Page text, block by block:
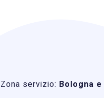
Zona servizio: Bologna